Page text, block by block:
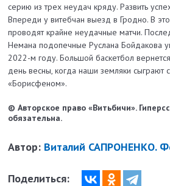
серию из трех неудач кряду. Развить
Впереди у витебчан выезд в Гродно. В
проводят крайне неудачные матчи.
Немана подопечные Руслана Бойдакова
2022-м году. Большой баскетбол
день весны, когда наши земляки сыграют
«Борисфеном».
© Авторское право «Витьбичи».
обязательна.
Автор: Виталий САПРОНЕНКО.
Поделиться: